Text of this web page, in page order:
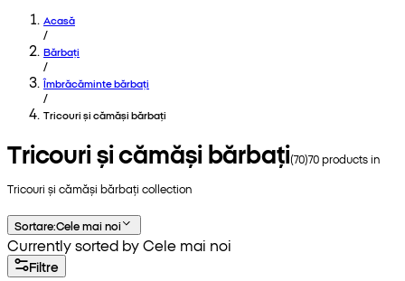
Acasă
/
Bărbați
/
Îmbrăcăminte bărbați
/
Tricouri și cămăși bărbați
Tricouri și cămăși bărbați(70)70products in
Tricouri și cămăși bărbați collection
Sortare:Cele mai noi
Currently sorted by Cele mai noi
Filtre